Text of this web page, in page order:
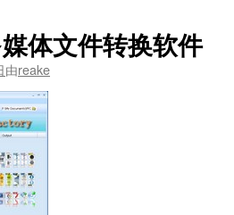
体文件转换软件
由reake